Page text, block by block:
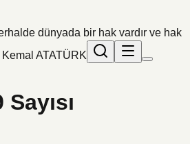
dünyada bir hak vardır ve hak
Kemal ATATÜRK